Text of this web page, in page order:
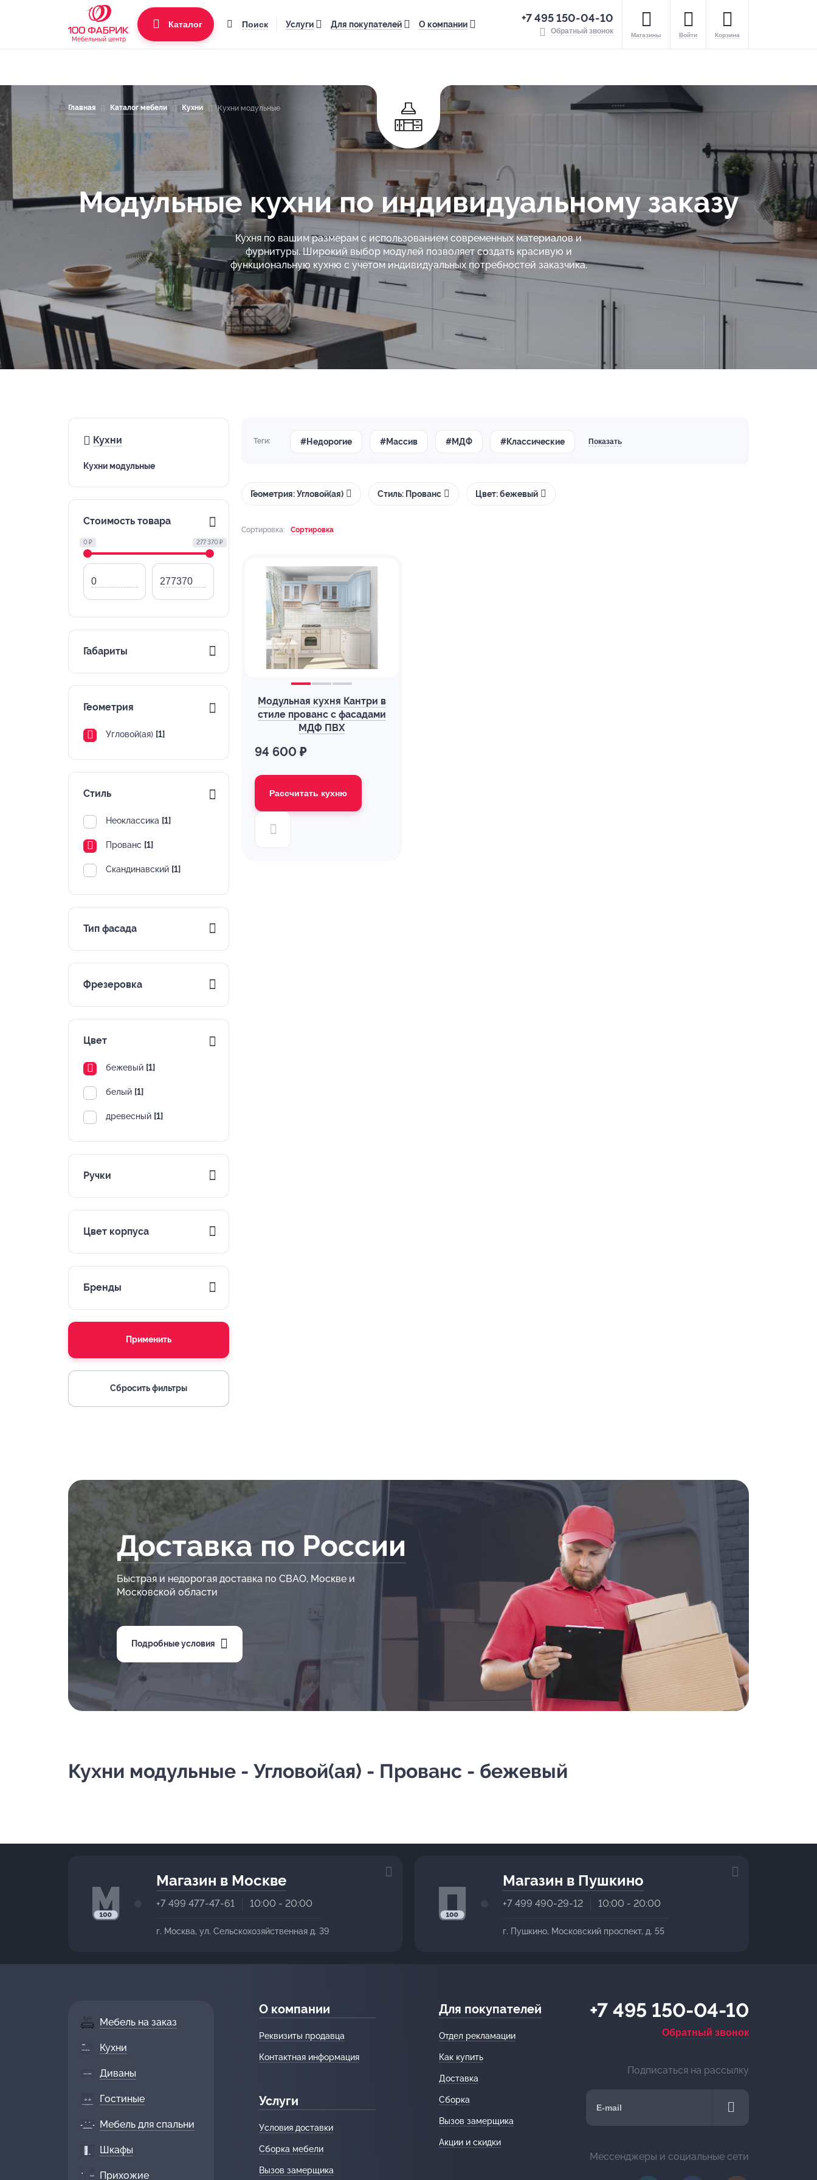
Мебельный центр
Каталог Поиск Услуги Для покупателей О компании +7 495 150-04-10
Обратный звонок Магазины Войти Корзина
Главная Каталог мебели Кухни Кухни модульные
Модульные кухни по индивидуальному заказу
Кухня по вашим размерам с использованием современных материалов и
фурнитуры. Широкий выбор модулей позволяет создать красивую и
функциональную кухню с учетом индивидуальных потребностей заказчика.
Кухни
Кухни модульные
Стоимость товара
0 ₽ 277 370 ₽
Габариты
Геометрия
Угловой(ая) [1]
Стиль
Неоклассика [1]
Прованс [1]
Скандинавский [1]
Тип фасада
Фрезеровка
Цвет
бежевый [1]
белый [1]
древесный [1]
Ручки
Цвет корпуса
Бренды
Применить
Сбросить фильтры
Теги: #Недорогие #Массив #МДФ #Классические Показать
Геометрия: Угловой(ая) Стиль: Прованс Цвет: бежевый
Сортировка: Сортировка
Модульная кухня Кантри в
стиле прованс с фасадами
МДФ ПВХ
94 600 ₽
Рассчитать кухню
Доставка по России
Быстрая и недорогая доставка по СВАО, Москве и
Московской области
Подробные условия
Кухни модульные - Угловой(ая) - Прованс - бежевый
Магазин в Москве
+7 499 477-47-61 10:00 - 20:00
г. Москва, ул. Сельскохозяйственная д. 39
Магазин в Пушкино
+7 499 490-29-12 10:00 - 20:00
г. Пушкино, Московский проспект, д. 55
Мебель на заказ
Кухни
Диваны
Гостиные
Мебель для спальни
Шкафы
Прихожие
О компании
Реквизиты продавца
Контактная информация
Услуги
Условия доставки
Сборка мебели
Вызов замерщика
Для покупателей
Отдел рекламации
Как купить
Доставка
Сборка
Вызов замерщика
Акции и скидки
+7 495 150-04-10
Обратный звонок
Подписаться на рассылку
Мессенджеры и социальные сети